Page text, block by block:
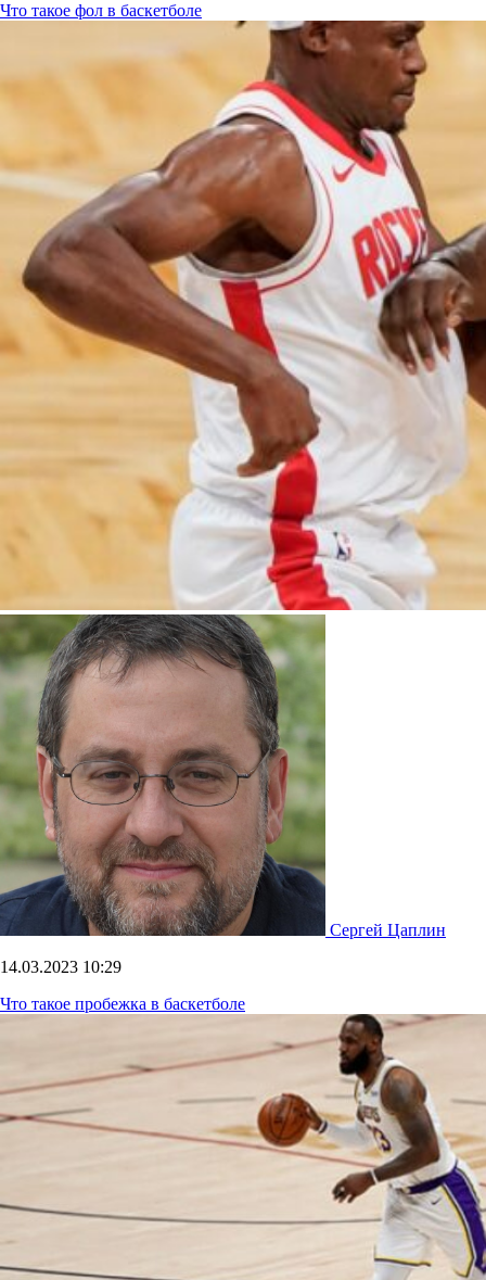
Что такое фол в баскетболе
Сергей Цаплин
14.03.2023 10:29
Что такое пробежка в баскетболе